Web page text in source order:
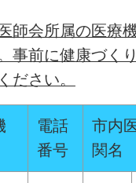
師会所属の医療
事前に健康づく
ださい。
電話
番号
市内
関名